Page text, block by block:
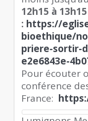
12h15 à
: https://
bioethique/
priere-sortir-
e2e6843e-
Pour écouter
conférence
France: